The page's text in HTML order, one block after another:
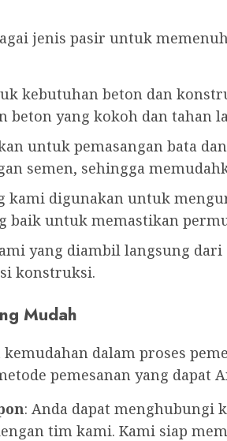
jenis pasir untuk
kebutuhan beton dan
beton yang kokoh dan tahan
untuk pemasangan bata
semen, sehingga
kami digunakan untuk
baik untuk memastikan
yang diambil langsung
konstruksi.
Mudah
dalam proses
pemesanan yang dapat
: Anda dapat menghubungi
tim kami. Kami siap